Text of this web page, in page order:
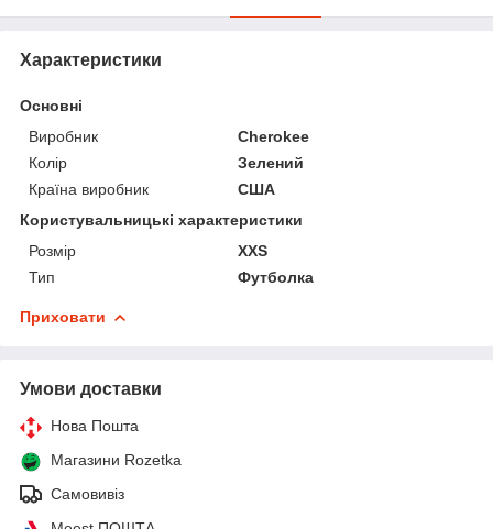
Характеристики
Основні
Виробник
Cherokee
Колір
Зелений
Країна виробник
США
Користувальницькі характеристики
Розмір
XXS
Тип
Футболка
Приховати
Умови доставки
Нова Пошта
Магазини Rozetka
Самовивіз